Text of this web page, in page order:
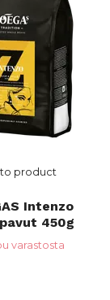
to product
Intenzo
450g
varastosta